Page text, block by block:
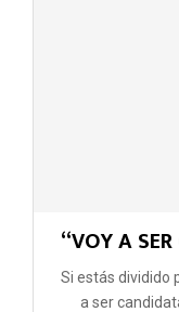
“VOY A
Si estás dividido
a ser